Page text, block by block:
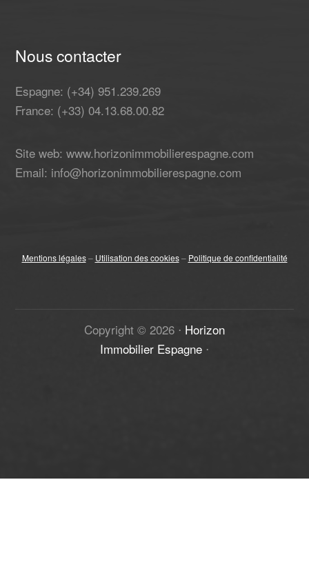
Nous contacter
Espagne: (+34) 951.239.269
France: (+33) 04.13.68.00.82
Site web: www.horizonimmobilierespagne.com
Email: info@horizonimmobilierespagne.com
Mentions légales– Utilisation des cookies– Politique de confidentialité
Copyright © 2026 ⋅ Horizon
Immobilier Espagne ⋅